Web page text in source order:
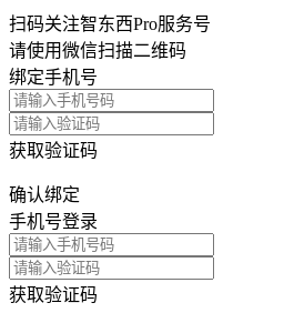
扫码关注智东西Pro服务号
请使用微信扫描二维码
绑定手机号
获取验证码
确认绑定
手机号登录
获取验证码